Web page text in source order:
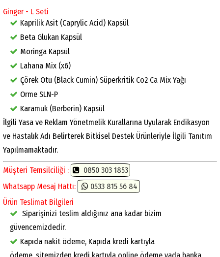
Ginger - L Seti
Kaprilik Asit (Caprylic Acid) Kapsül
Beta Glukan Kapsül
Moringa Kapsül
Lahana Mix (x6)
Çörek Otu (Black Cumin) Süperkritik Co2 Ca Mix Yağı
Orme SLN-P
Karamuk (Berberin) Kapsül
İlgili Yasa ve Reklam Yönetmelik Kurallarına Uyularak Endikasyon
ve Hastalık Adı Belirterek Bitkisel Destek Ürünleriyle İlgili Tanıtım
Yapılmamaktadır.
Müşteri Temsilciliği :
0850 303 1853
Whatsapp Mesaj Hattı:
0533 815 56 84
Ürün Teslimat Bilgileri
Siparişinizi teslim aldığınız ana kadar bizim
güvencemizdedir.
Kapıda nakit ödeme, Kapıda kredi kartıyla